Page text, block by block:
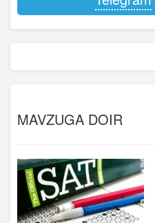
MAVZUGA DOIR